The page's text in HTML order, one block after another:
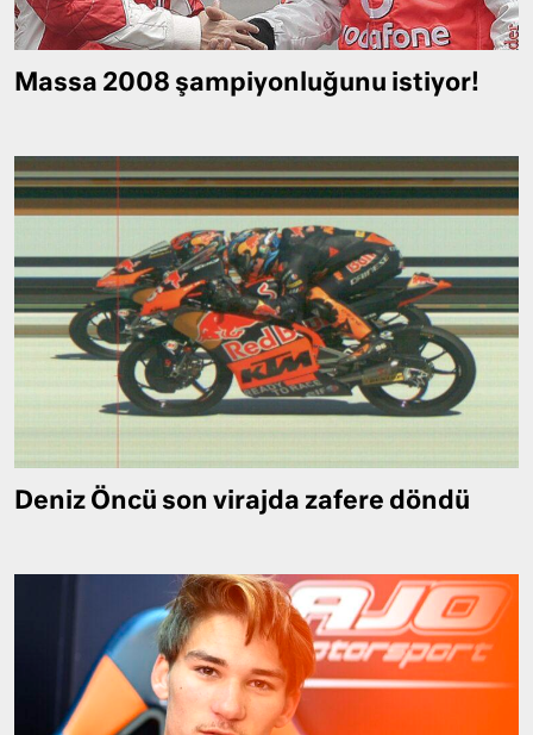
Massa 2008 şampiyonluğunu istiyor!
Deniz Öncü son virajda zafere döndü